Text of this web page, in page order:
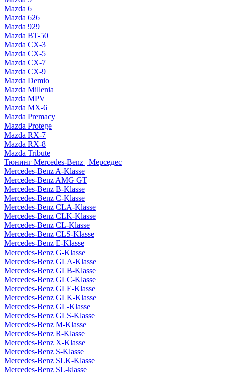
Mazda 6
Mazda 626
Mazda 929
Mazda BT-50
Mazda CX-3
Mazda CX-5
Mazda CX-7
Mazda CX-9
Mazda Demio
Mazda Millenia
Mazda MPV
Mazda MX-6
Mazda Premacy
Mazda Protege
Mazda RX-7
Mazda RX-8
Mazda Tribute
Тюнинг Mercedes-Benz | Мерседес
Mercedes-Benz A-Klasse
Mercedes-Benz AMG GT
Mercedes-Benz B-Klasse
Mercedes-Benz C-Klasse
Mercedes-Benz CLA-Klasse
Mercedes-Benz CLK-Klasse
Mercedes-Benz CL-Klasse
Mercedes-Benz CLS-Klasse
Mercedes-Benz E-Klasse
Mercedes-Benz G-Klasse
Mercedes-Benz GLA-Klasse
Mercedes-Benz GLB-Klasse
Mercedes-Benz GLC-Klasse
Mercedes-Benz GLE-Klasse
Mercedes-Benz GLK-Klasse
Mercedes-Benz GL-Klasse
Mercedes-Benz GLS-Klasse
Mercedes-Benz M-Klasse
Mercedes-Benz R-Klasse
Mercedes-Benz X-Klasse
Mercedes-Benz S-Klasse
Mercedes-Benz SLK-Klasse
Mercedes-Benz SL-klasse